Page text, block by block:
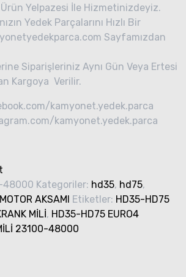
Yelpazesi İle Hizmetinizdeyiz.
Yedek Parçalarını Hızlı Bir
Sayfamızdan
Siparişleriniz Aynı Gün Veya Ertesi
Kargoya Verilir.
kamyonet.yedek.parca
kamyonet.yedek.parca
48000 Kategoriler: hd35, hd75,
MOTOR AKSAMI Etiketler: HD35-HD75
MİLİ, HD35-HD75 EURO4
23100-48000